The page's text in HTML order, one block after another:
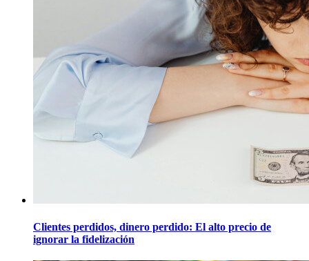
Clientes perdidos, dinero perdido: El alto precio de
ignorar la fidelización